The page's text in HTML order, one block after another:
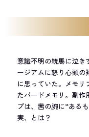
意識不明の統馬に泣き
ージアムに怒り心頭の
に思っていた。メモリ
たバードメモリ。副作
プは、茜の腕に“ある
実、とは？